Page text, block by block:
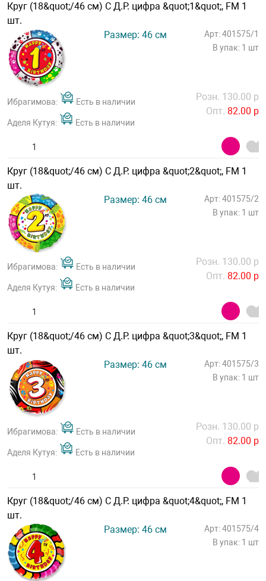
Круг (18&quot;/46 см) С Д.Р. цифра &quot;1&quot;, FM 1
шт.
Размер: 46 см
Арт: 401575/1
В упак: 1 шт
Ибрагимова: Есть в наличии
Аделя Кутуя: Есть в наличии
Розн. 130.00 р
Опт. 82.00 р
Круг (18&quot;/46 см) С Д.Р. цифра &quot;2&quot;, FM 1
шт.
Размер: 46 см
Арт: 401575/2
В упак: 1 шт
Ибрагимова: Есть в наличии
Аделя Кутуя: Есть в наличии
Розн. 130.00 р
Опт. 82.00 р
Круг (18&quot;/46 см) С Д.Р. цифра &quot;3&quot;, FM 1
шт.
Размер: 46 см
Арт: 401575/3
В упак: 1 шт
Ибрагимова: Есть в наличии
Аделя Кутуя: Есть в наличии
Розн. 130.00 р
Опт. 82.00 р
Круг (18&quot;/46 см) С Д.Р. цифра &quot;4&quot;, FM 1
шт.
Размер: 46 см
Арт: 401575/4
В упак: 1 шт